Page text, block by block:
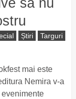
Știri Targuri
mai este
Nemira v-a